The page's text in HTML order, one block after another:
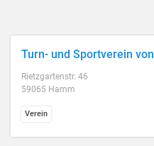
Turn- und Sportverein
Rietzgartenstr. 46
59065 Hamm
Verein